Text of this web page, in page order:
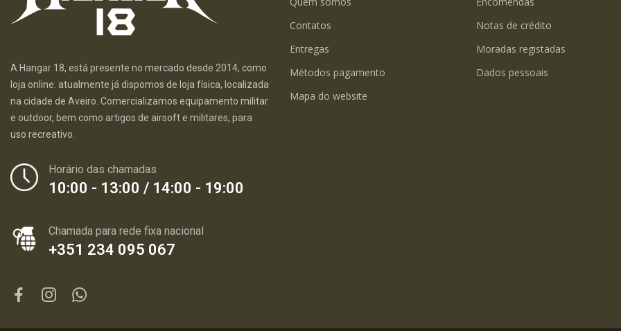
A Hangar 18, está presente no mercado desde 2014, como
loja online. atualmente já dispomos de loja física, localizada
na cidade de Aveiro. Comercializamos equipamento militar
e outdoor, bem como artigos de airsoft e militares, para
uso recreativo.
Horário das chamadas
10:00 - 13:00 / 14:00 - 19:00
Chamada para rede fixa nacional
+351 234 095 067
Contatos
Entregas
Métodos pagamento
Mapa do website
Notas de crédito
Moradas registadas
Dados pessoais